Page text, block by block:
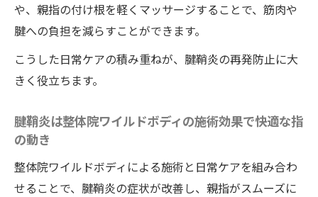
や、親指の付け根を軽くマッサージすることで、筋肉や
腱への負担を減らすことができます。
こうした日常ケアの積み重ねが、腱鞘炎の再発防止に大
きく役立ちます。
腱鞘炎は整体院ワイルドボディの施術効果で快適な指
の動き
整体院ワイルドボディによる施術と日常ケアを組み合わ
せることで、腱鞘炎の症状が改善し、親指がスムーズに